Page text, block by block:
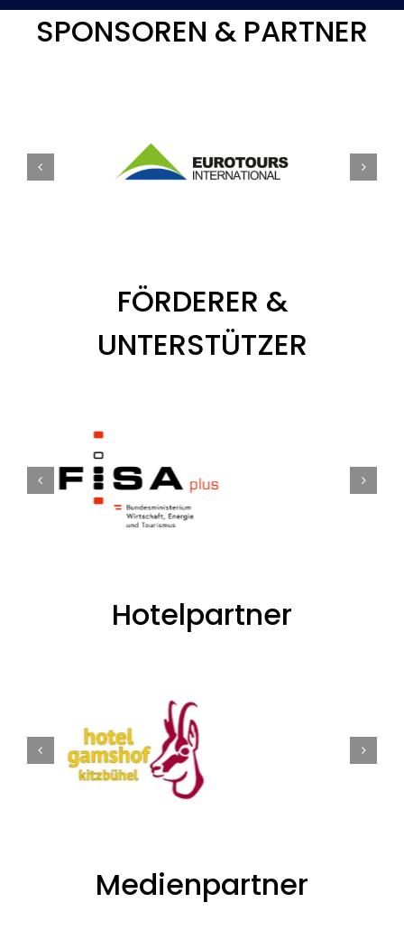
SPONSOREN & PARTNER
FÖRDERER &
UNTERSTÜTZER
Hotelpartner
Medienpartner